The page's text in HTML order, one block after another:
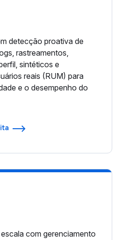
detecção proativa de
rastreamentos,
sintéticos e
reais (RUM) para
e o desempenho do
com gerenciamento